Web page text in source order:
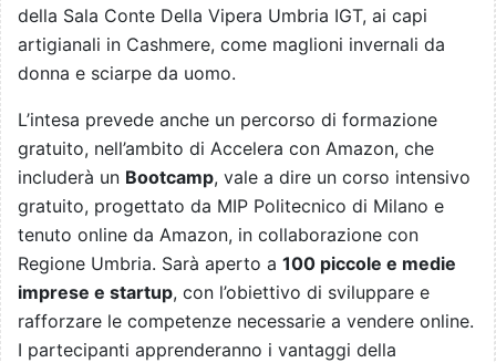
della Sala Conte Della Vipera Umbria IGT, ai capi
artigianali in Cashmere, come maglioni invernali da
donna e sciarpe da uomo.
L’intesa prevede anche un percorso di formazione
gratuito, nell’ambito di Accelera con Amazon, che
includerà un Bootcamp, vale a dire un corso intensivo
gratuito, progettato da MIP Politecnico di Milano e
tenuto online da Amazon, in collaborazione con
Regione Umbria. Sarà aperto a 100 piccole e medie
imprese e startup, con l’obiettivo di sviluppare e
rafforzare le competenze necessarie a vendere online.
I partecipanti apprenderanno i vantaggi della